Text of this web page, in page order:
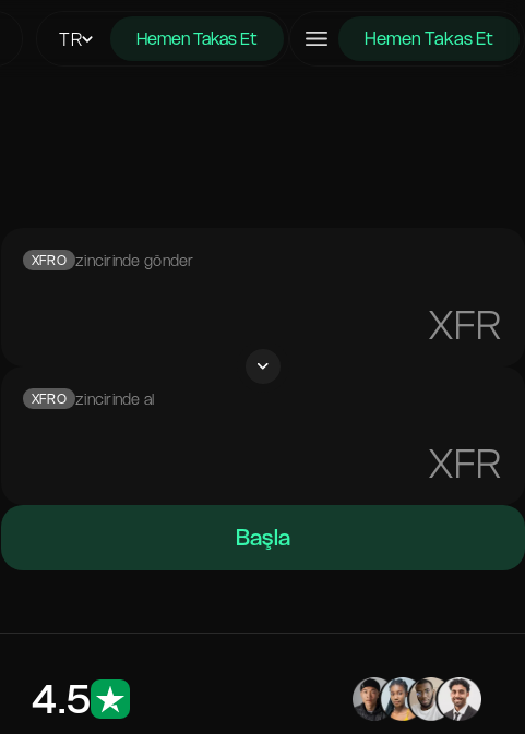
TR Hemen Takas Et Hemen Takas Et
XFRO zincirinde gönder
XFR
XFRO zincirinde al
XFR
Başla
4.5